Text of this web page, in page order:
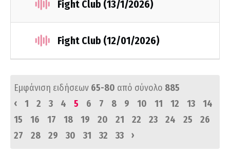
Fight Club (13/1/2026)
Fight Club (12/01/2026)
Εμφάνιση ειδήσεων 65-80 από σύνολο 885
‹
1 2 3 4 5 6 7 8 9 10 11 12 13
14
15
16 17 18 19 20 21 22 23 24 25
26
27
28 29 30 31 32 33 ›